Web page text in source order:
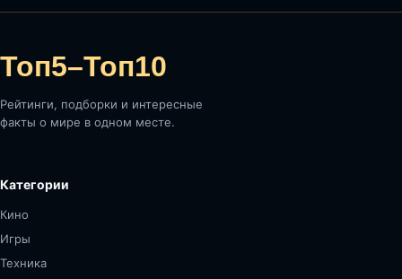
Топ5–Топ10
Рейтинги, подборки и интересные
факты о мире в одном месте.
Категории
Кино
Игры
Техника